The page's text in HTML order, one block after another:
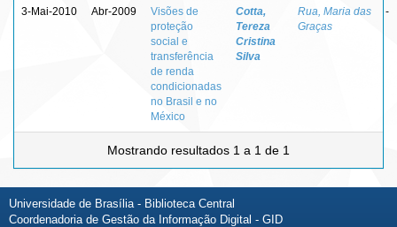
3-Mai-2010 Abr-2009
Visões de
proteção
social e
transferência
de renda
condicionadas
no Brasil e no
México
Cotta,
Tereza
Cristina
Silva
Rua, Maria das
Graças
-
Mostrando resultados 1 a 1 de 1
Universidade de Brasília - Biblioteca Central
Coordenadoria de Gestão da Informação Digital - GID